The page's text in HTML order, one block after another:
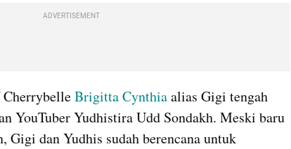
ADVERTISEMENT
Cherrybelle Brigitta Cynthia alias Gigi tengah
YouTuber Yudhistira Udd Sondakh. Meski baru
Gigi dan Yudhis sudah berencana untuk